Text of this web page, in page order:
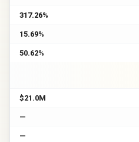
317.26%
15.69%
50.62%
$21.0M
—
—